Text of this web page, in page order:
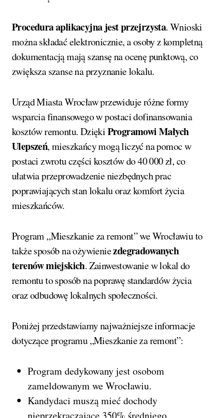
Procedura aplikacyjna jest przejrzysta. Wnioski
można składać elektronicznie, a osoby z kompletną
dokumentacją mają szansę na ocenę punktową, co
zwiększa szanse na przyznanie lokalu.
Urząd Miasta Wrocław przewiduje różne formy
wsparcia finansowego w postaci dofinansowania
kosztów remontu. DziękiProgramowi Małych
Ulepszeń, mieszkańcy mogą liczyć na pomoc w
postaci zwrotu części kosztów do 40 000 zł, co
ułatwia przeprowadzenie niezbędnych prac
poprawiających stan lokalu oraz komfort życia
mieszkańców.
Program „Mieszkanie za remont” we Wrocławiu to
także sposób na ożywieniezdegradowanych
terenów miejskich. Zainwestowanie w lokal do
remontu to sposób na poprawę standardów życia
oraz odbudowę lokalnych społeczności.
Poniżej przedstawiamy najważniejsze informacje
dotyczące programu „Mieszkanie za remont”:
Program dedykowany jest osobom
zameldowanym we Wrocławiu.
Kandydaci muszą mieć dochody
nieprzekraczające 350% średniego